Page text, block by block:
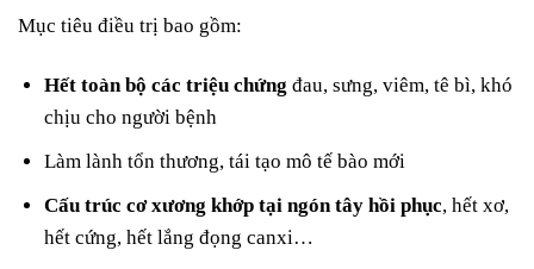
Mục tiêu điều trị bao gồm:
Hết toàn bộ các triệu chứng đau, sưng, viêm, tê bì, khó
chịu cho người bệnh
Làm lành tổn thương, tái tạo mô tế bào mới
Cấu trúc cơ xương khớp tại ngón tây hồi phục, hết xơ,
hết cứng, hết lắng đọng canxi…